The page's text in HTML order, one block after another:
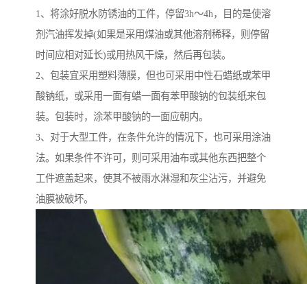
1、将涂好脱水防锈油的工件，停留3h～4h，目的是使溶
剂汽油挥发掉(如果是采用煤油或其他溶剂稀释，则停留
时间应相对延长)或用热风干燥，然后再包装。
2、包装宜采用塑料薄膜，但也可采用中性石蜡纸或苯甲
酸钠纸，或采用一面有蜡一面有苯甲酸钠的包装纸来包
装。包装时，涂苯甲酸钠的一面应朝内。
3、对于大型工件，在条件允许的情况下，也可采用涂油
法。如果条件不许可，则可采用油布或其他东西把整个
工件遮盖起来，使其不被雨水淋湿和灰尘沾污，并避免
油膜被破坏。